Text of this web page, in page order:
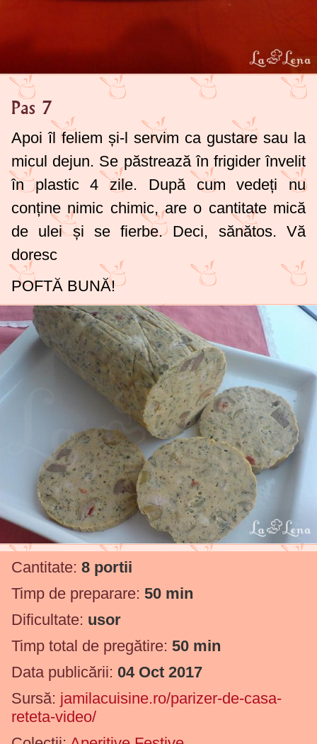
Pas 7
Apoi îl feliem și-l servim ca gustare sau la
micul dejun. Se păstrează în frigider învelit
în plastic 4 zile. După cum vedeți nu
conține nimic chimic, are o cantitate mică
de ulei și se fierbe. Deci, sănătos. Vă
doresc
POFTĂ BUNĂ!
Cantitate: 8 portii
Timp de preparare: 50 min
Dificultate: usor
Timp total de pregătire: 50 min
Data publicării: 04 Oct 2017
Sursă: jamilacuisine.ro/parizer-de-casa-
reteta-video/